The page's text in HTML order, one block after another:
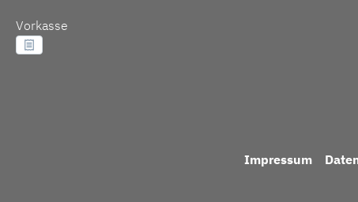
Vorkasse
Impressum